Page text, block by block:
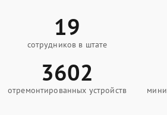
19
сотрудников в штате
3602
отремонтированных устройств